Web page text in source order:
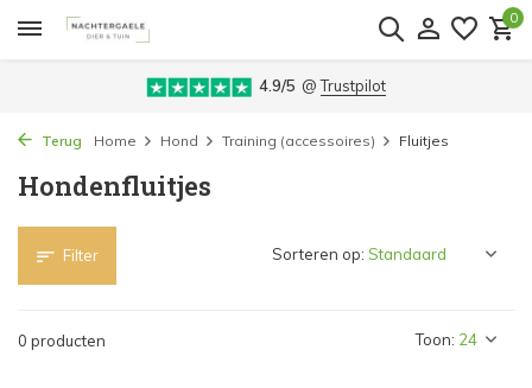
0
4.9/5 @Trustpilot
Terug Home Hond Training (accessoires) Fluitjes
Hondenfluitjes
Filter
0 producten Toon:
Sorteren op: